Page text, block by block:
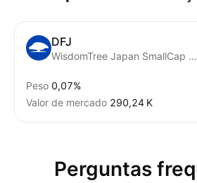
DFJ
WisdomTree Japan SmallCap Dividend Fund
Peso 0,07%
Valor de mercado ‪290,24 K‬
Perguntas